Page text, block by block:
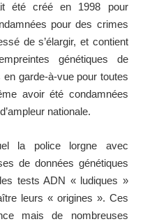
été créé en 1998 pour
pour des crimes
de s’élargir, et contient
génétiques de
garde-à-vue pour toutes
avoir été condamnées
nationale.
la police lorgne avec
de données génétiques
tests ADN « ludiques »
leurs « origines ». Ces
mais de nombreuses